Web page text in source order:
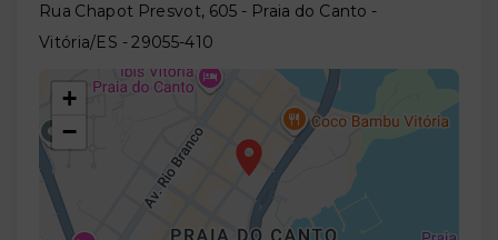
Rua Chapot Presvot, 605 - Praia do Canto -
Vitória/ES - 29055-410
+
−